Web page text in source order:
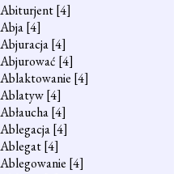
Abiturjent[4]
Abja[4]
Abjuracja[4]
Abjurować [4]
Ablaktowanie [4]
Ablatyw[4]
Abłaucha[4]
Ablegacja[4]
Ablegat[4]
Ablegowanie [4]